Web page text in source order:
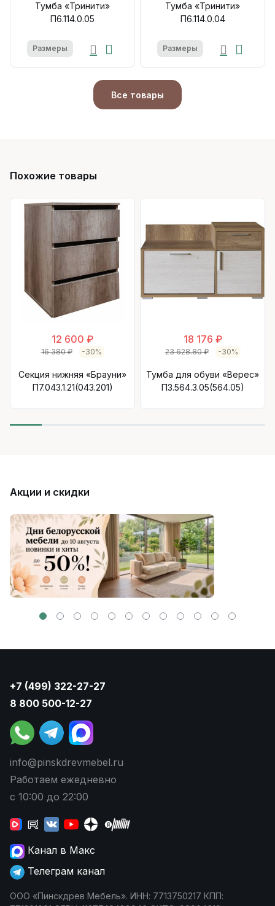
Тумба «Тринити»
П6.114.0.05
Размеры
Тумба «Тринити»
П6.114.0.04
Размеры
Все товары
Похожие товары
12 600 ₽
16 380 ₽ -30%
Секция нижняя «Брауни»
П7.043.1.21(043.201)
18 176 ₽
23 628.80 ₽ -30%
Тумба для обуви «Верес»
П3.564.3.05(564.05)
Акции и скидки
+7 (499) 322-27-27
8 800 500-12-27
info@pinskdrevmebel.ru
Работаем ежедневно
с 10:00 до 22:00
Канал в Макс
Телеграм канал
ООО «Пинскдрев Мебель». ИНН: 7713750217 КПП: